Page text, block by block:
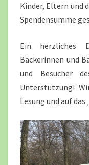
Kinder, Eltern und
Spendensumme
Ein herzliches
Bäckerinnen und
und Besucher
Unterstützung!
Lesung und auf das